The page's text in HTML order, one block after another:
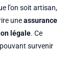
l’on soit artisan,
uneassurance
légale. Ce
survenir